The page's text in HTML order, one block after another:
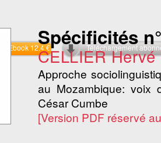
l'Ebook 12.4 € Téléchargement
Spécificités
CELLIER Hervé
Approche
au Mozambique: voix
César Cumbe
[Version PDF réservé